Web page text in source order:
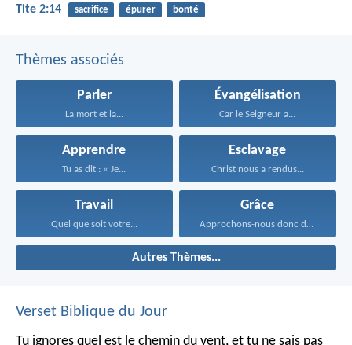
Tite 2:14 sacrifice épurer bonté
Thèmes associés
Parler
La mort et la...
Évangélisation
Car le Seigneur a...
Apprendre
Tu as dit : « Je...
Esclavage
Christ nous a rendus...
Travail
Quel que soit votre...
Grâce
Approchons-nous donc du trône...
Autres Thèmes...
Verset Biblique du Jour
Tu ignores quel est le chemin du vent, et tu ne sais pas